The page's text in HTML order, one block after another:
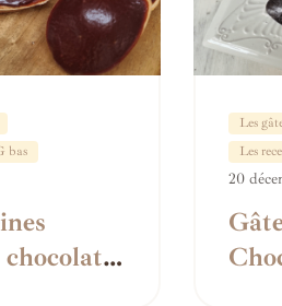
bas
chocolat
Les
Les
20